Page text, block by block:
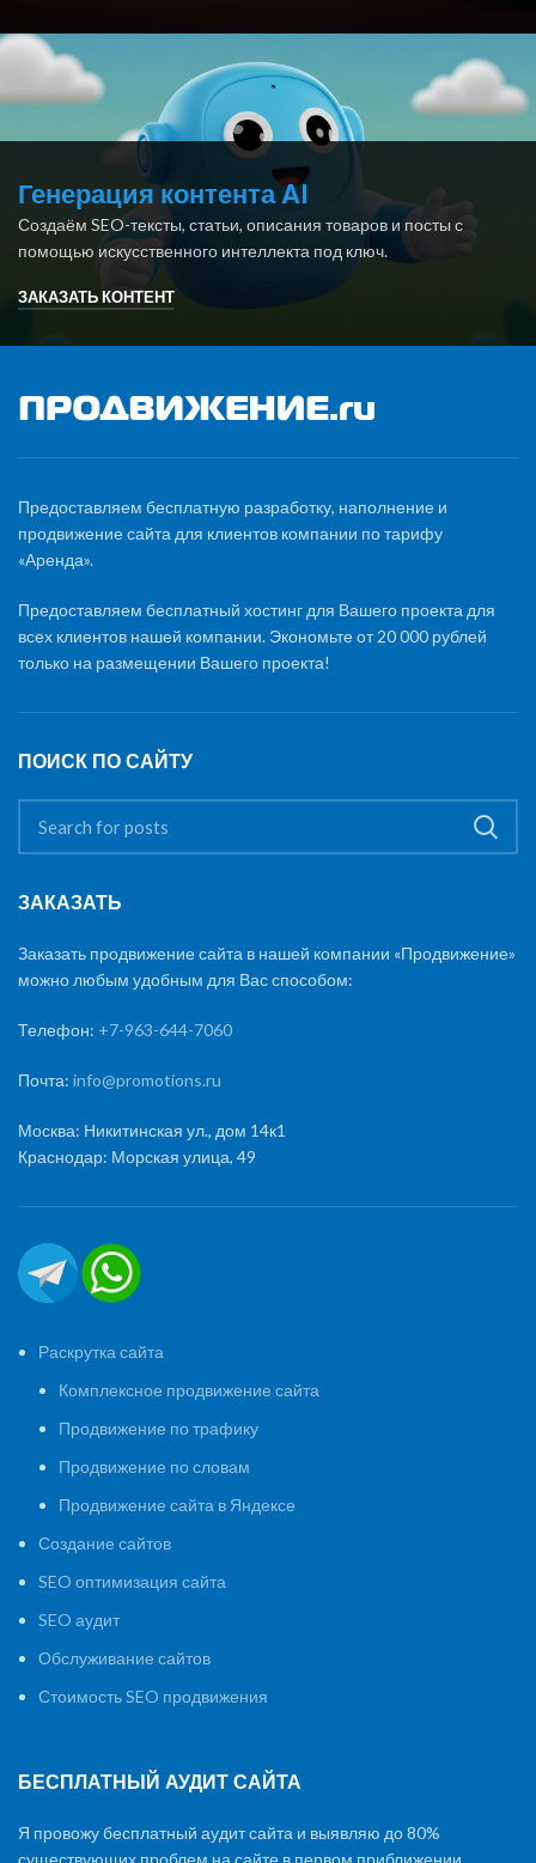
Генерация контента AI
Создаём SEO-тексты, статьи, описания товаров и посты с
помощью искусственного интеллекта под ключ.
ЗАКАЗАТЬ КОНТЕНТ
Предоставляем бесплатную разработку, наполнение и
продвижение сайта для клиентов компании по тарифу
«Аренда».
Предоставляем бесплатный хостинг для Вашего проекта для
всех клиентов нашей компании. Экономьте от 20 000 рублей
только на размещении Вашего проекта!
ПОИСК ПО САЙТУ
ЗАКАЗАТЬ
Заказать продвижение сайта в нашей компании «Продвижение»
можно любым удобным для Вас способом:
Телефон: +7-963-644-7060
Почта: info@promotions.ru
Москва: Никитинская ул., дом 14к1
Краснодар: Морская улица, 49
Раскрутка сайта
Комплексное продвижение сайта
Продвижение по трафику
Продвижение по словам
Продвижение сайта в Яндексе
Создание сайтов
SEO оптимизация сайта
SEO аудит
Обслуживание сайтов
Стоимость SEO продвижения
БЕСПЛАТНЫЙ АУДИТ САЙТА
Я провожу бесплатный аудит сайта и выявляю до 80%
существующих проблем на сайте в первом приближении.